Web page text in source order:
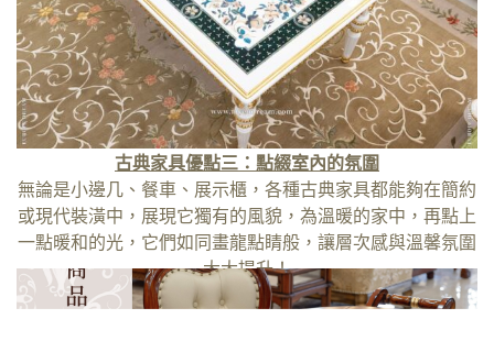
古典家具優點三：點綴室內的氛圍
無論是小邊几、餐車、展示櫃，各種古典家具都能夠在簡約
或現代裝潢中，展現它獨有的風貌，為溫暖的家中，再點上
一點暖和的光，它們如同畫龍點睛般，讓層次感與溫馨氛圍
大大提升！